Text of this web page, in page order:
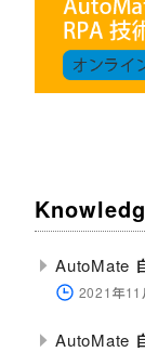
AutoMate
2021年11
AutoMate